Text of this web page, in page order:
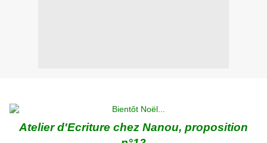
Atelier d'Ecriture chez Nanou, proposition